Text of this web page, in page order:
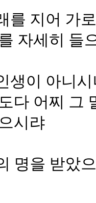
를 지어 가
자세히 들
생이 아니
다 어찌 그
시랴
명을 받았